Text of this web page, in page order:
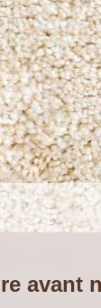
avant